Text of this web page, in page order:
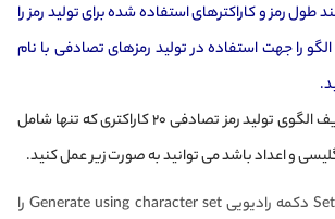
طول رمز و کاراکترهای استفاده شده برای تولید رمز را
را جهت استفاده در تولید رمزهای تصادفی با نام
به عنوان مثال برای تعریف الگوی تولید رمز تصادفی ۲۰ کاراکتری که تنها شامل
و اعداد باشد می توانید به صورت زیر عمل کنید.
a) در سربرگ Settings دکمه رادیویی Generate using character set را